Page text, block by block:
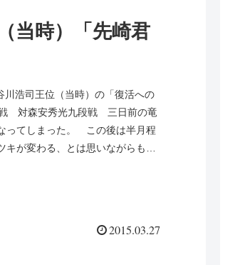
当時）「先崎君
浩司王位（当時）の「復活への
対森安秀光九段戦 三日前の竜
ってしまった。 この後は半月程
が変わる、とは思いながらも、
2015.03.27